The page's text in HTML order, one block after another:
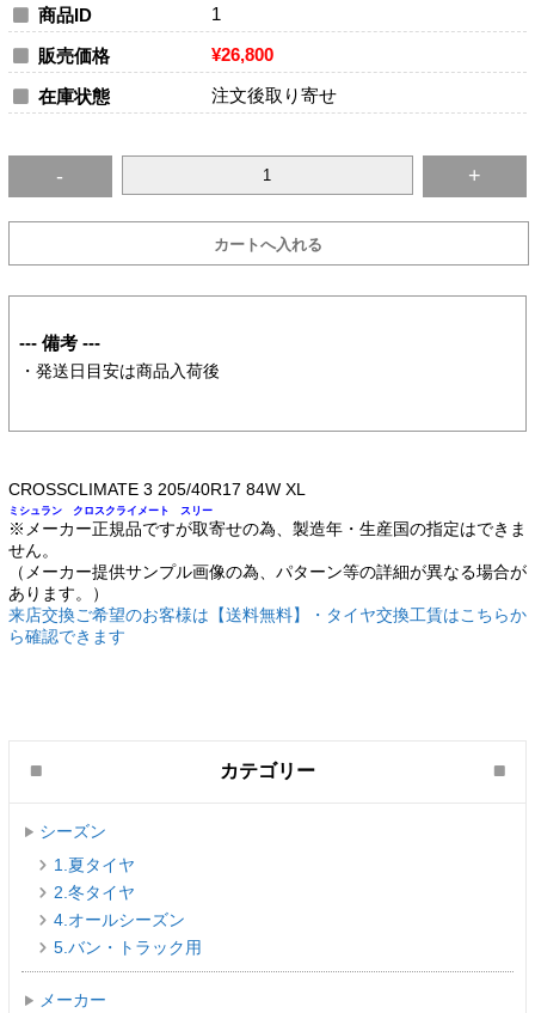
商品ID 1
販売価格 ¥26,800
在庫状態 注文後取り寄せ
--- 備考 ---
・発送日目安は商品入荷後
CROSSCLIMATE 3 205/40R17 84W XL
ミシュラン クロスクライメート スリー
※メーカー正規品ですが取寄せの為、製造年・生産国の指定はできま
せん。
（メーカー提供サンプル画像の為、パターン等の詳細が異なる場合が
あります。）
来店交換ご希望のお客様は【送料無料】・タイヤ交換工賃はこちらか
ら確認できます
カテゴリー
シーズン
1.夏タイヤ
2.冬タイヤ
4.オールシーズン
5.バン・トラック用
メーカー